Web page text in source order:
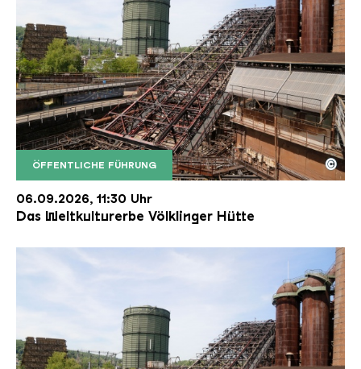
ÖFFENTLICHE FÜHRUNG
Der Erzschrägaufzug der Völklinger Hütte mit
Copyright: Weltkulturerbe Völklinger Hütte | Karl
©
06.09.2026, 11:30 Uhr
Das Weltkulturerbe Völklinger Hütte